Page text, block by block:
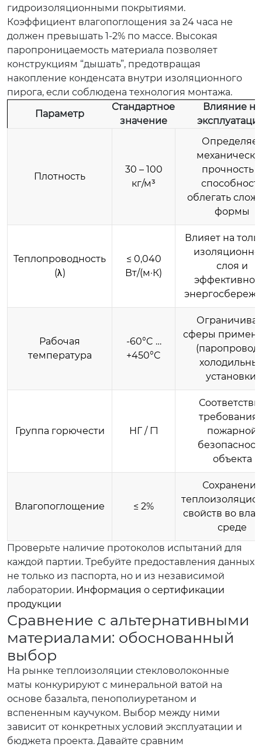
гидроизоляционными покрытиями.
Коэффициент влагопоглощения за 24 часа не
должен превышать 1-2% по массе. Высокая
паропроницаемость материала позволяет
конструкциям “дышать”, предотвращая
накопление конденсата внутри изоляционного
пирога, если соблюдена технология монтажа.
Параметр
Стандартное
значение
Влияние на
Плотность
30 – 100
кг/м³
Определяет
прочность и
облегать
формы
Теплопроводность
(λ)
≤ 0,040
Вт/(м·К)
Влияет на
слоя и
Рабочая
температура
-60°C …
+450°C
сферы
установки)
Группа горючести НГ / Г1
пожарной
объекта
Влагопоглощение ≤ 2%
Сохранение
свойств во
среде
Проверьте наличие протоколов испытаний для
каждой партии. Требуйте предоставления данных
не только из паспорта, но и из независимой
лаборатории. Информация о сертификации
продукции
Сравнение с альтернативными
материалами: обоснованный
выбор
На рынке теплоизоляции стекловолоконные
маты конкурируют с минеральной ватой на
основе базальта, пенополиуретаном и
вспененным каучуком. Выбор между ними
зависит от конкретных условий эксплуатации и
бюджета проекта. Давайте сравним